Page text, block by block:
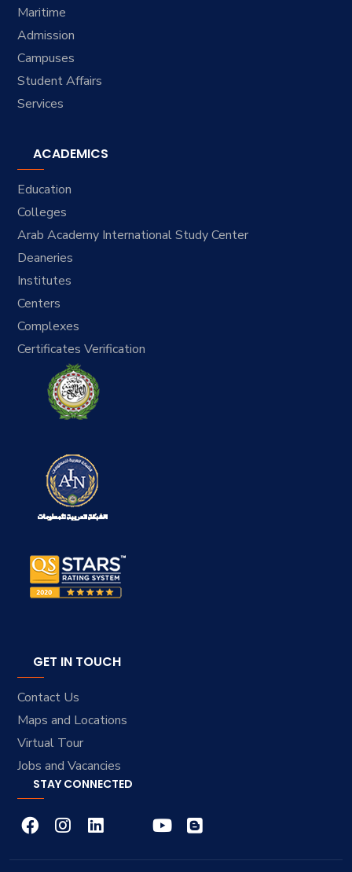
Maritime
Admission
Campuses
Student Affairs
Services
ACADEMICS
Education
Colleges
Arab Academy International Study Center
Deaneries
Institutes
Centers
Complexes
Certificates Verification
GET IN TOUCH
Contact Us
Maps and Locations
Virtual Tour
Jobs and Vacancies
STAY CONNECTED